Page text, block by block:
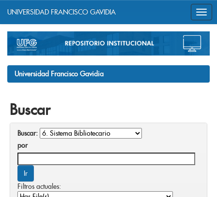
navigation
UNIVERSIDAD FRANCISCO GAVIDIA
Universidad Francisco Gavidia
Buscar
Buscar:
por
Filtros actuales: